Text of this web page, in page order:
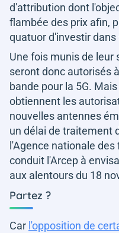
d'attribution dont
flambée des prix afin,
quatuor d'investir
Une fois munis de leur
seront donc autorisés
bande pour la 5G.
obtiennent les
nouvelles antennes
un délai de traitement
l'Agence nationale
conduit l'Arcep à
aux alentours du 18
Partez ?
Car l'opposition de